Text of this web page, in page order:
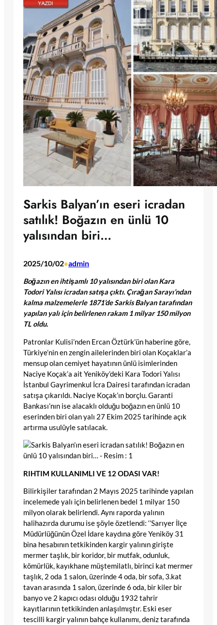
Sarkis Balyan’ın eseri icradan
satılık! Boğazın en ünlü 10
yalısından biri…
2025/10/02•admin
Boğazın en ihtişamlı 10 yalısından biri olan Kara
Todori Yalısı icradan satışa çıktı. Çırağan Sarayı’ndan
kalma malzemelerle 1871’de Sarkis Balyan tarafından
yapılan yalı için belirlenen rakam 1 milyar 150 milyon
TL oldu.
Patronlar Kulisi’nden Ercan Öztürk’ün haberine göre,
Türkiye’nin en zengin ailelerinden biri olan Koçaklar’a
mensup olan cemiyet hayatının ünlü isimlerinden
Naciye Koçak’a ait Yeniköy’deki Kara Todori Yalısı
İstanbul Gayrimenkul İcra Dairesi tarafından icradan
satışa çıkarıldı. Naciye Koçak’ın borçlu. Garanti
Bankası’nın ise alacaklı olduğu boğazın en ünlü 10
eserinden biri olan yalı 27 Ekim 2025 tarihinde açık
artırma usulüyle satılacak.
RIHTIM KULLANIMLI VE 12 ODASI VAR!
Bilirkişiler tarafından 2 Mayıs 2025 tarihinde yapılan
incelemede yalı için belirlenen bedel 1 milyar 150
milyon olarak belirlendi. Aynı raporda yalının
halihazırda durumu ise şöyle özetlendi: ‘’Sarıyer İlçe
Müdürlüğünün Özel İdare kaydına göre Yeniköy 31
bina hesabının tetkikinden kargir yalının girişte
mermer taşlık, bir koridor, bir mutfak, odunluk,
kömürlük, kayıkhane müştemilatlı, birinci kat mermer
taşlık, 2 oda 1 salon, üzerinde 4 oda, bir sofa, 3.kat
tavan arasında 1 salon, üzerinde 6 oda, bir kiler bir
banyo ve 2 kapıcı odası olduğu 1932 tahrir
kayıtlarının tetkikinden anlaşılmıştır. Eski eser
tescilli kargir yalının bahçe kullanımı, deniz tarafında